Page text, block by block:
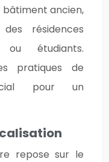
bâtiment ancien,
résidences
étudiants.
pratiques de
pour un
repose sur le